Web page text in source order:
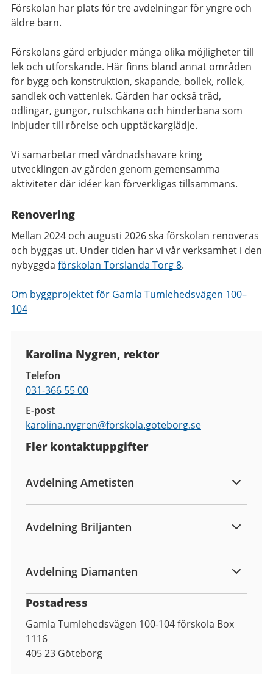
Förskolan har plats för tre avdelningar för yngre och
äldre barn.
Förskolans gård erbjuder många olika möjligheter till
lek och utforskande. Här finns bland annat områden
för bygg och konstruktion, skapande, bollek, rollek,
sandlek och vattenlek. Gården har också träd,
odlingar, gungor, rutschkana och hinderbana som
inbjuder till rörelse och upptäckarglädje.
Vi samarbetar med vårdnadshavare kring
utvecklingen av gården genom gemensamma
aktiviteter där idéer kan förverkligas tillsammans.
Renovering
Mellan 2024 och augusti 2026 ska förskolan renoveras
och byggas ut. Under tiden har vi vår verksamhet i den
nybyggda förskolan Torslanda Torg 8.
Om byggprojektet för Gamla Tumlehedsvägen 100–
104
Karolina Nygren, rektor
Telefon
031-366 55 00
E-post
karolina.nygren@forskola.goteborg.se
Fler kontaktuppgifter
Avdelning Ametisten
Avdelning Briljanten
Avdelning Diamanten
Postadress
Gamla Tumlehedsvägen 100-104 förskola Box
1116
405 23 Göteborg